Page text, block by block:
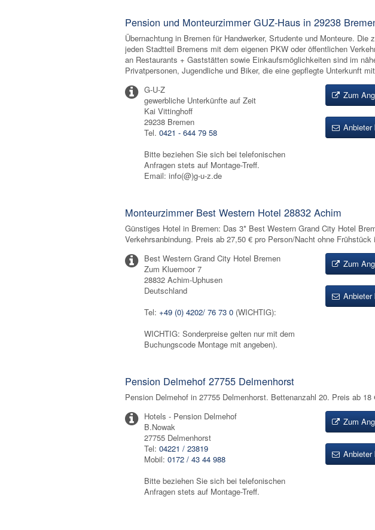
Pension und Monteurzimmer GUZ-Haus in 29238
Übernachtung in Bremen für Handwerker, Srtudente und Monteure.
jeden Stadtteil Bremens mit dem eigenen PKW oder öffentlichen
an Restaurants + Gaststätten sowie Einkaufsmöglichkeiten sind im
Privatpersonen, Jugendliche und Biker, die eine gepflegte Unterkunft
G-U-Z
gewerbliche Unterkünfte auf Zeit
Kai Vittinghoff
29238 Bremen
Tel. 0421 - 644 79 58
Bitte beziehen Sie sich bei telefonischen
Anfragen stets auf Montage-Treff.
Email: info(@)g-u-z.de
Zum
Anbieter
Monteurzimmer Best Western Hotel 28832 Achim
Günstiges Hotel in Bremen: Das 3* Best Western Grand City Hotel
Verkehrsanbindung. Preis ab 27,50 € pro Person/Nacht ohne Frühstück
Best Western Grand City Hotel Bremen
Zum Kluemoor 7
28832 Achim-Uphusen
Deutschland
Tel: +49 (0) 4202/ 76 73 0 (WICHTIG):
WICHTIG: Sonderpreise gelten nur mit dem
Buchungscode Montage mit angeben).
Zum
Anbieter
Pension Delmehof 27755 Delmenhorst
Pension Delmehof in 27755 Delmenhorst. Bettenanzahl 20. Preis ab
Hotels - Pension Delmehof
B.Nowak
27755 Delmenhorst
Tel: 04221 / 23819
Mobil: 0172 / 43 44 988
Bitte beziehen Sie sich bei telefonischen
Anfragen stets auf Montage-Treff.
Zum
Anbieter